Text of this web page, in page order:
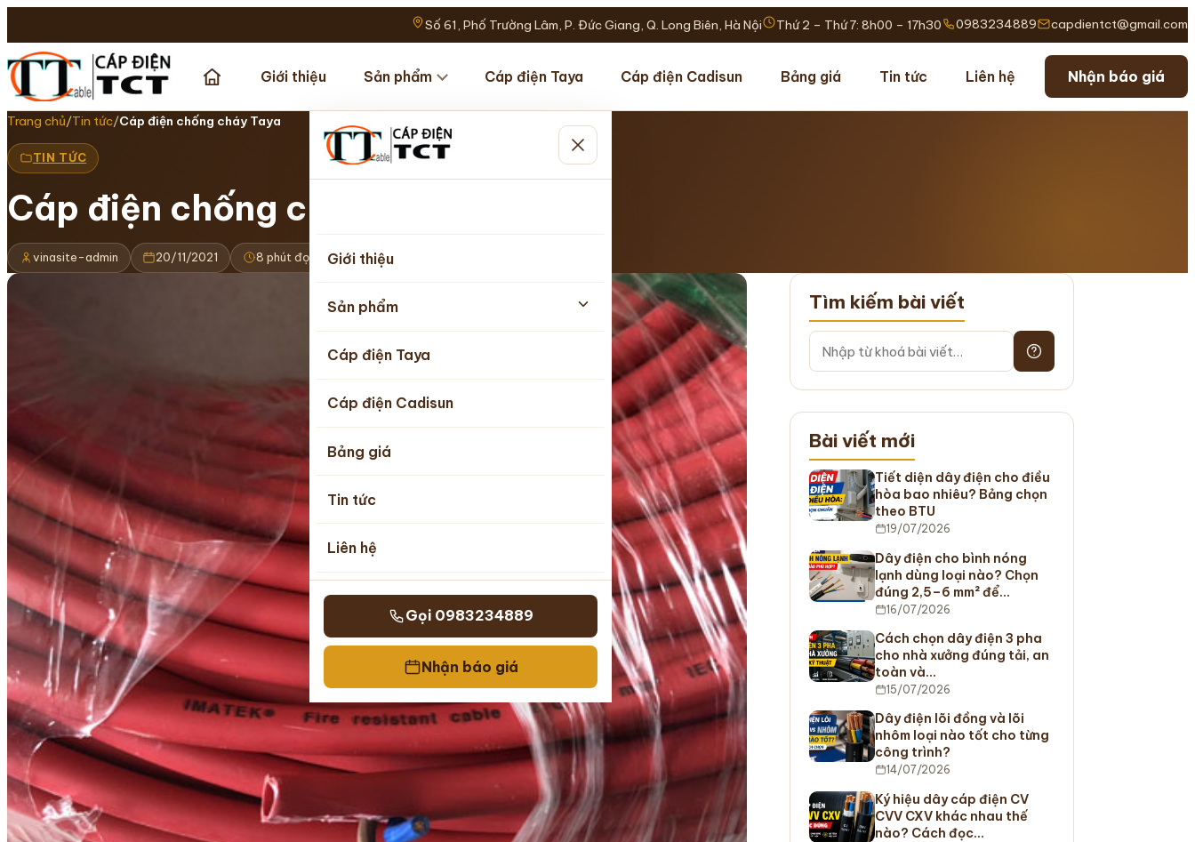
Số 61, Phố Trường Lâm, P. Đức Giang, Q. Long Biên, Hà Nội Thứ 2 – Thứ 7: 8h00 – 17h30 0983234889 capdientct@gmail.com
Giới thiệu Sản phẩm Cáp điện Taya Cáp điện Cadisun Bảng giá Tin tức Liên hệ Nhận báo giá
Giới thiệu
Sản phẩm
Cáp điện Taya
Cáp điện Cadisun
Bảng giá
Tin tức
Liên hệ
Gọi 0983234889
Nhận báo giá
Trang chủ/Tin tức/Cáp điện chống cháy Taya
TIN TỨC
Cáp điện chống cháy Taya
vinasite-admin 20/11/2021 8 phút đọc Cập nhật 15/05/2026
Tìm kiếm bài viết
Bài viết mới
Tiết diện dây điện cho điều
hòa bao nhiêu? Bảng chọn
theo BTU
19/07/2026
Dây điện cho bình nóng
lạnh dùng loại nào? Chọn
đúng 2,5–6 mm² để…
16/07/2026
Cách chọn dây điện 3 pha
cho nhà xưởng đúng tải, an
toàn và…
15/07/2026
Dây điện lõi đồng và lõi
nhôm loại nào tốt cho từng
công trình?
14/07/2026
Ký hiệu dây cáp điện CV
CVV CXV khác nhau thế
nào? Cách đọc…